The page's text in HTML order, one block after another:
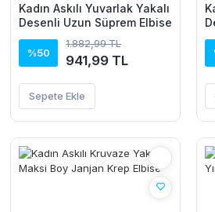
Kadın Askılı Yuvarlak Yakalı
Desenli Uzun Süprem Elbise
%50
1.882,99 TL
941,99 TL
Sepete Ekle